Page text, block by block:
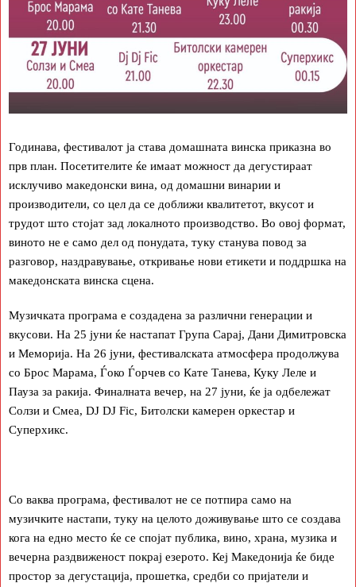
Годинава, фестивалот ја става домашната винска приказна во
прв план. Посетителите ќе имаат можност да дегустираат
исклучиво македонски вина, од домашни винарии и
производители, со цел да се доближи квалитетот, вкусот и
трудот што стојат зад локалното производство. Во овој формат,
виното не е само дел од понудата, туку станува повод за
разговор, наздравување, откривање нови етикети и поддршка на
македонската винска сцена.
Музичката програма е создадена за различни генерации и
вкусови. На 25 јуни ќе настапат Група Сарај, Дани Димитровска
и Меморија. На 26 јуни, фестивалската атмосфера продолжува
со Брос Марама, Ѓоко Ѓорчев со Кате Танева, Куку Леле и
Пауза за ракија. Финалната вечер, на 27 јуни, ќе ја одбележат
Солзи и Смеа, DJ DJ Fic, Битолски камерен оркестар и
Суперхикс.
Со ваква програма, фестивалот не се потпира само на
музичките настапи, туку на целото доживување што се создава
кога на едно место ќе се спојат публика, вино, храна, музика и
вечерна раздвиженост покрај езерото. Кеј Македонија ќе биде
простор за дегустација, прошетка, средби со пријатели и